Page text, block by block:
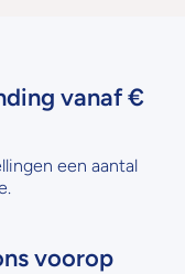
vanaf €
een aantal
voorop